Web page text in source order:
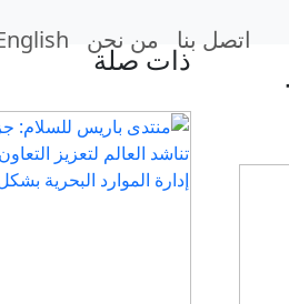
اتصل بنا من نحن
ذات صلة